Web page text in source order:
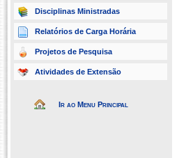
Disciplinas Ministradas
Relatórios de Carga Horária
Projetos de Pesquisa
Atividades de Extensão
Ir ao Menu Principal